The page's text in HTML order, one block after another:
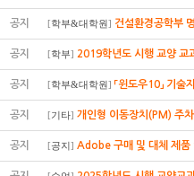
공지 [학부&대학원] 건설환경공학부
공지 [학부] 2019학년도 시행 교양 교
공지 [학부&대학원] 「윈도우10」 기
공지 [기타] 개인형 이동장치(PM) 주
공지 [공지 ] Adobe 구매 및 대체 제품